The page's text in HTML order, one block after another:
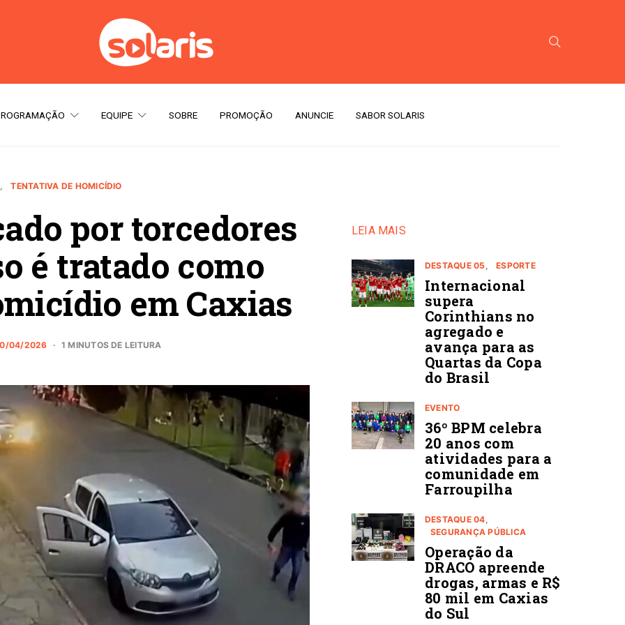
EQUIPE SOBRE PROMOÇÃO ANUNCIE SABOR SOLARIS
TENTATIVA DE HOMICÍDIO
por torcedores
é tratado como
em Caxias
04/2026 1 MINUTOS DE LEITURA
LEIA MAIS
DESTAQUE 05 ESPORTE
Internacional
supera
Corinthians no
agregado e
avança para as
Quartas da Copa
do Brasil
EVENTO
36º BPM celebra
20 anos com
atividades para a
comunidade em
Farroupilha
DESTAQUE 04
SEGURANÇA PÚBLICA
Operação da
DRACO apreende
drogas, armas e R$
80 mil em Caxias
do Sul